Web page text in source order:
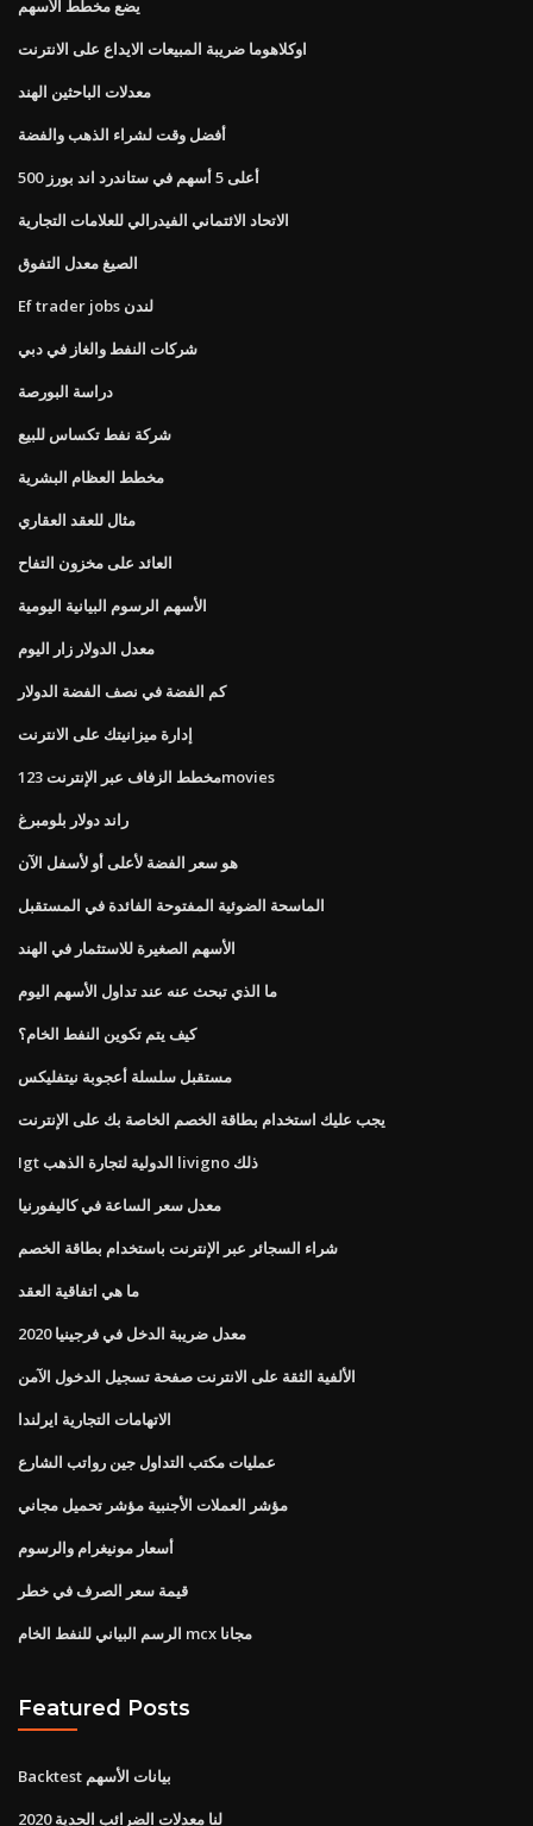
يضع مخطط الأسهم
اوكلاهوما ضريبة المبيعات الايداع على الانترنت
معدلات الباحثين الهند
أفضل وقت لشراء الذهب والفضة
أعلى 5 أسهم في ستاندرد اند بورز 500
الاتحاد الائتماني الفيدرالي للعلامات التجارية
الصيغ معدل التفوق
Ef trader jobs لندن
شركات النفط والغاز في دبي
دراسة البورصة
شركة نفط تكساس للبيع
مخطط العظام البشرية
مثال للعقد العقاري
العائد على مخزون التفاح
الأسهم الرسوم البيانية اليومية
معدل الدولار زار اليوم
كم الفضة في نصف الفضة الدولار
إدارة ميزانيتك على الانترنت
مخطط الزفاف عبر الإنترنت 123movies
راند دولار بلومبرغ
هو سعر الفضة لأعلى أو لأسفل الآن
الماسحة الضوئية المفتوحة الفائدة في المستقبل
الأسهم الصغيرة للاستثمار في الهند
ما الذي تبحث عنه عند تداول الأسهم اليوم
كيف يتم تكوين النفط الخام؟
مستقبل سلسلة أعجوبة نيتفليكس
يجب عليك استخدام بطاقة الخصم الخاصة بك على الإنترنت
Igt الدولية لتجارة الذهب livigno ذلك
معدل سعر الساعة في كاليفورنيا
شراء السجائر عبر الإنترنت باستخدام بطاقة الخصم
ما هي اتفاقية العقد
معدل ضريبة الدخل في فرجينيا 2020
الألفية الثقة على الانترنت صفحة تسجيل الدخول الآمن
الاتهامات التجارية ايرلندا
عمليات مكتب التداول جين رواتب الشارع
مؤشر العملات الأجنبية مؤشر تحميل مجاني
أسعار مونيغرام والرسوم
قيمة سعر الصرف في خطر
الرسم البياني للنفط الخام mcx مجانا
Featured Posts
Backtest بيانات الأسهم
لنا معدلات الضرائب الحدية 2020